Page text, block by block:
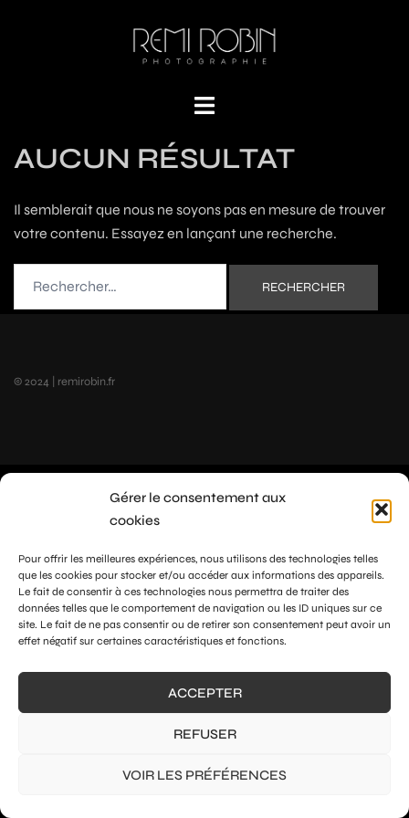
Gérer le consentement aux
cookies
Pour offrir les meilleures expériences, nous utilisons des technologies telles
que les cookies pour stocker et/ou accéder aux informations des appareils.
Le fait de consentir à ces technologies nous permettra de traiter des
données telles que le comportement de navigation ou les ID uniques sur ce
site. Le fait de ne pas consentir ou de retirer son consentement peut avoir un
effet négatif sur certaines caractéristiques et fonctions.
ACCEPTER
REFUSER
VOIR LES PRÉFÉRENCES
AUCUN RÉSULTAT
Il semblerait que nous ne soyons pas en mesure de trouver
votre contenu. Essayez en lançant une recherche.
© 2024 | remirobin.fr